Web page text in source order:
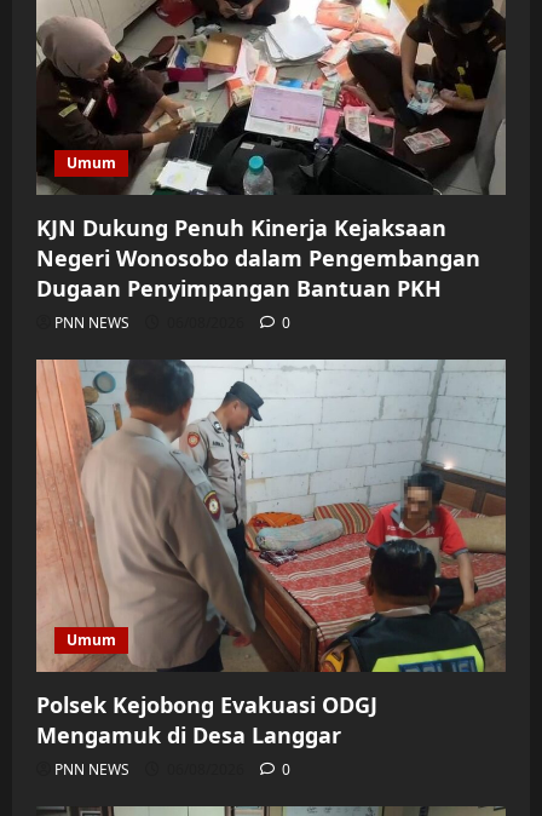
Umum
KJN Dukung Penuh Kinerja Kejaksaan
Negeri Wonosobo dalam Pengembangan
Dugaan Penyimpangan Bantuan PKH
PNN NEWS 0
Umum
Polsek Kejobong Evakuasi ODGJ
Mengamuk di Desa Langgar
PNN NEWS 0